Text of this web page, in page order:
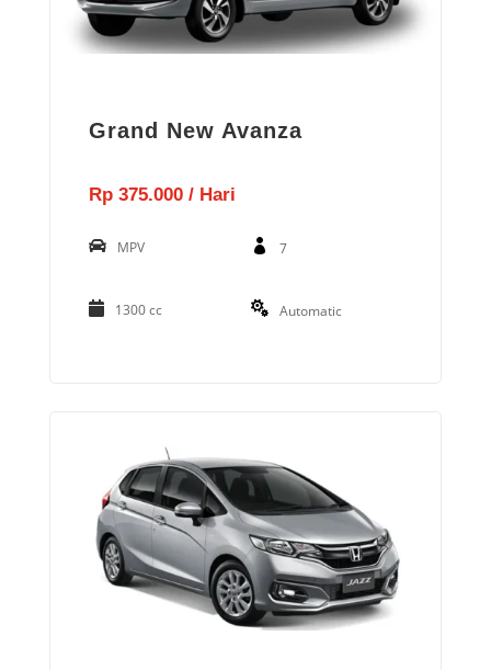
Grand New Avanza
Rp 375.000 / Hari
MPV 7
1300 cc Automatic